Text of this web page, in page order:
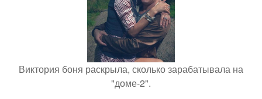
Виктория боня раскрыла, сколько зарабатывала на
"доме-2".